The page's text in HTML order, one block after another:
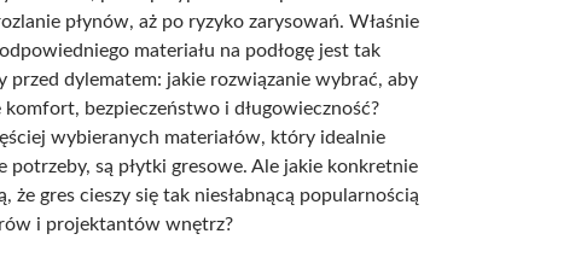
płynów, aż po ryzyko zarysowań. Właśnie
materiału na podłogę jest tak
przed dylematem: jakie rozwiązanie wybrać, aby
komfort, bezpieczeństwo i długowieczność?
wybieranych materiałów, który idealnie
potrzeby, są płytki gresowe. Ale jakie konkretnie
że gres cieszy się tak niesłabnącą popularnością
i projektantów wnętrz?